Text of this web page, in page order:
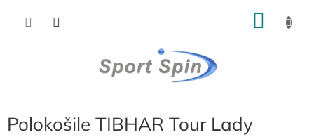
Polokošile TIBHAR Tour Lady